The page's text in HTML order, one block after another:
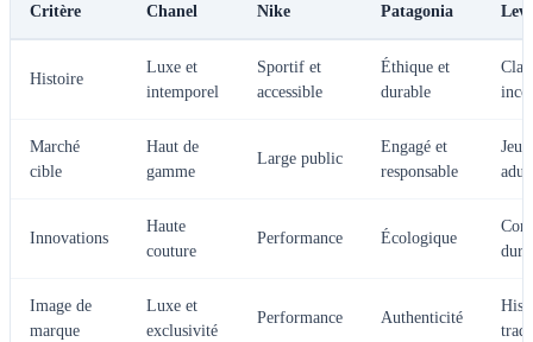
Critère Chanel Nike Patagonia
Histoire
Luxe et
intemporel
Sportif et
accessible
Éthique et
durable
Marché
cible
Haut de
gamme
Large public
Engagé et
responsable
Innovations
Haute
couture
Performance Écologique
Image de
marque
Luxe et
exclusivité
Performance Authenticité